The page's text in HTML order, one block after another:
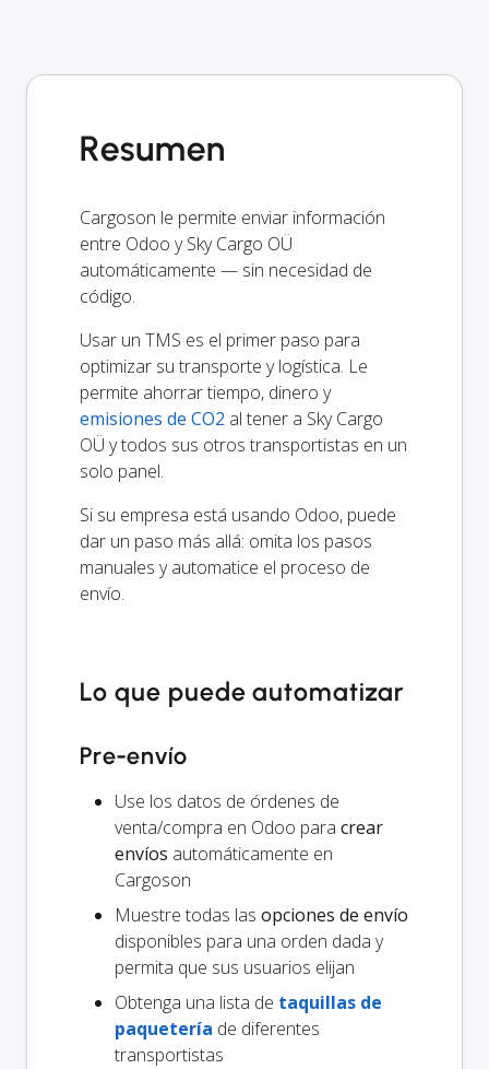
Resumen
Cargoson le permite enviar información
entre Odoo y Sky Cargo OÜ
automáticamente — sin necesidad de
código.
Usar un TMS es el primer paso para
optimizar su transporte y logística. Le
permite ahorrar tiempo, dinero y
emisiones de CO2 al tener a Sky Cargo
OÜ y todos sus otros transportistas en un
solo panel.
Si su empresa está usando Odoo, puede
dar un paso más allá: omita los pasos
manuales y automatice el proceso de
envío.
Lo que puede automatizar
Pre-envío
Use los datos de órdenes de
venta/compra en Odoo para crear
envíos automáticamente en
Cargoson
Muestre todas las opciones de envío
disponibles para una orden dada y
permita que sus usuarios elijan
Obtenga una lista de taquillas de
paquetería de diferentes
transportistas